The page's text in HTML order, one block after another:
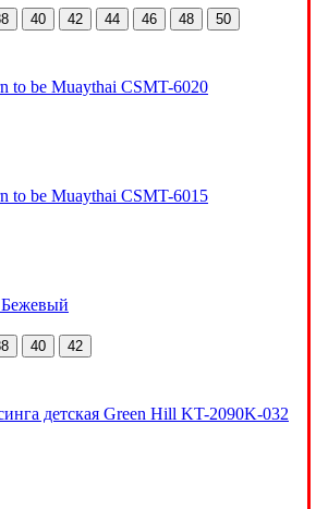
40 42 44 46 48 50
to be Muaythai CSMT-6020
to be Muaythai CSMT-6015
40 42
детская Green Hill KT-2090K-032